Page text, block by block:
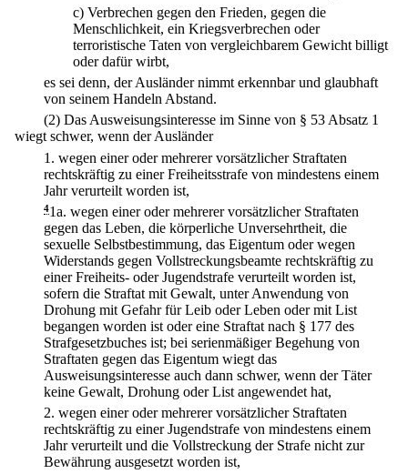
c) Verbrechen gegen den Frieden, gegen die
Menschlichkeit, ein Kriegsverbrechen oder
terroristische Taten von vergleichbarem Gewicht billigt
oder dafür wirbt,
es sei denn, der Ausländer nimmt erkennbar und glaubhaft
von seinem Handeln Abstand.
(2) Das Ausweisungsinteresse im Sinne von § 53 Absatz 1
wiegt schwer, wenn der Ausländer
1. wegen einer oder mehrerer vorsätzlicher Straftaten
rechtskräftig zu einer Freiheitsstrafe von mindestens einem
Jahr verurteilt worden ist,
41a. wegen einer oder mehrerer vorsätzlicher Straftaten
gegen das Leben, die körperliche Unversehrtheit, die
sexuelle Selbstbestimmung, das Eigentum oder wegen
Widerstands gegen Vollstreckungsbeamte rechtskräftig zu
einer Freiheits- oder Jugendstrafe verurteilt worden ist,
sofern die Straftat mit Gewalt, unter Anwendung von
Drohung mit Gefahr für Leib oder Leben oder mit List
begangen worden ist oder eine Straftat nach § 177 des
Strafgesetzbuches ist; bei serienmäßiger Begehung von
Straftaten gegen das Eigentum wiegt das
Ausweisungsinteresse auch dann schwer, wenn der Täter
keine Gewalt, Drohung oder List angewendet hat,
2. wegen einer oder mehrerer vorsätzlicher Straftaten
rechtskräftig zu einer Jugendstrafe von mindestens einem
Jahr verurteilt und die Vollstreckung der Strafe nicht zur
Bewährung ausgesetzt worden ist,